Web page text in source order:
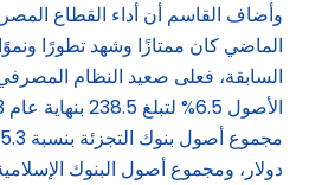
وأضاف القاسم أن أداء القطاع
الماضي كان ممتازًا وشهد تطورًا ونموًا
السابقة، فعلى صعيد النظام